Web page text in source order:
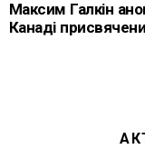
Максим Галкін
Канаді